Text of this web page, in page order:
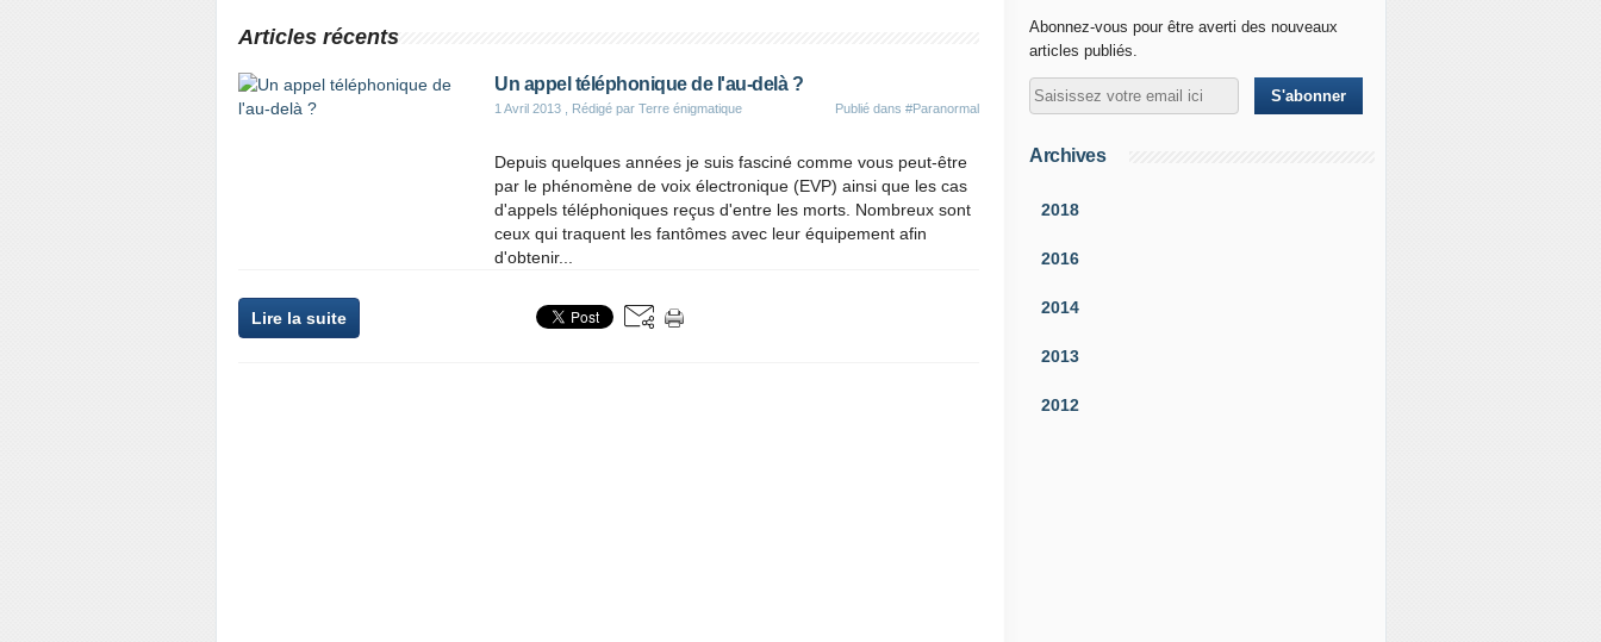
Articles récents
Un appel téléphonique de l'au-delà ?
1 Avril 2013 , Rédigé par Terre énigmatique Publié dans #Paranormal
Depuis quelques années je suis fasciné comme vous peut-être
par le phénomène de voix électronique (EVP) ainsi que les cas
d'appels téléphoniques reçus d'entre les morts. Nombreux sont
ceux qui traquent les fantômes avec leur équipement afin
d'obtenir...
Lire la suite
Abonnez-vous pour être averti des nouveaux
articles publiés.
Archives
2018
2016
2014
2013
2012